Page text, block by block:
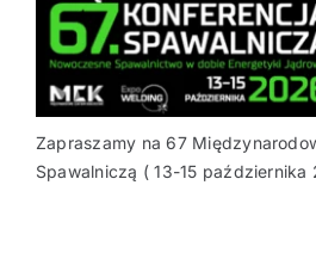
Zapraszamy na 67
Spawalniczą ( 13-15 października